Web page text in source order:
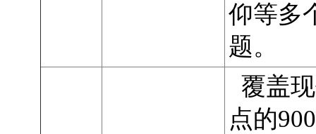
仰等多
题。
覆盖
点的